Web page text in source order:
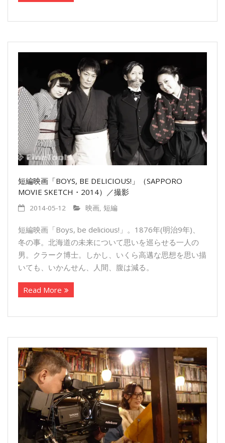
短編映画「BOYS, BE DELICIOUS!」（SAPPORO
MOVIE SKETCH・2014）／撮影
2014-05-12 映画, 短編
短編映画「Boys, be delicious!」。1876年(明治9年)、
冬の事。北海道の未来について思いを巡らせる一人の
男。クラーク博士。しかし、いくら高邁な思想を思い描
いても、いかんせん、人間、腹は減る。
Read More